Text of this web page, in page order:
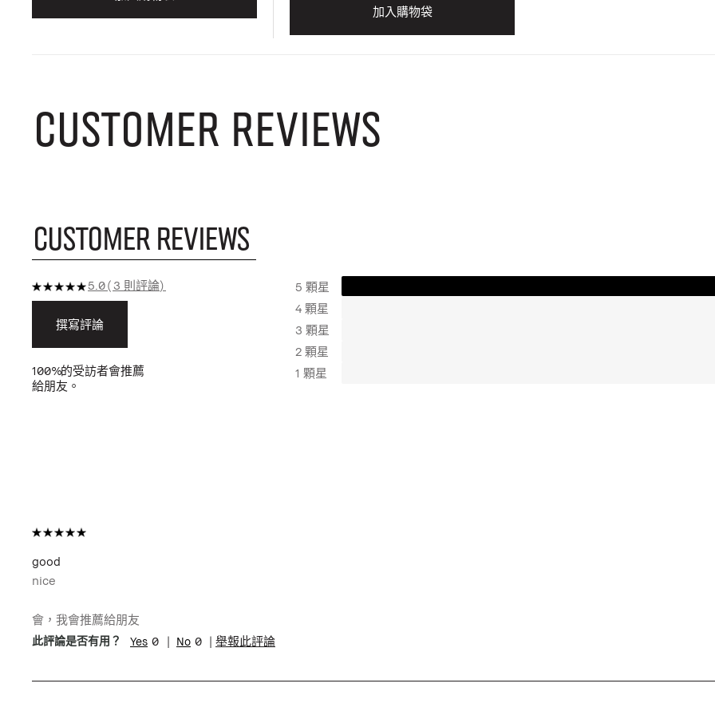
加入購物袋
CUSTOMER REVIEWS
CUSTOMER REVIEWS
5.0 3 則評論
撰寫評論
100%的受訪者會推薦
給朋友。
5 顆星
4 顆星
3 顆星
2 顆星
1 顆星
good
nice
會，我會推薦給朋友
此評論是否有用？ 0 0 舉報此評論